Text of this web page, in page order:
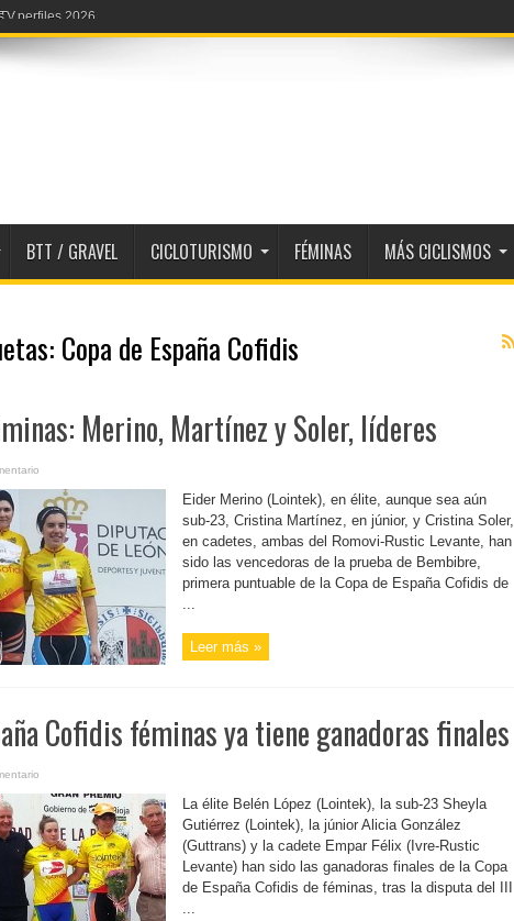
BTT / GRAVEL CICLOTURISMO FÉMINAS MÁS CICLISMOS
Copa de España Cofidis
Merino, Martínez y Soler, líderes
Eider Merino (Lointek), en élite, aunque sea aún
sub-23, Cristina Martínez, en júnior, y Cristina Soler,
en cadetes, ambas del Romovi-Rustic Levante, han
sido las vencedoras de la prueba de Bembibre,
primera puntuable de la Copa de España Cofidis de
...
Leer más »
Cofidis féminas ya tiene ganadoras finales
La élite Belén López (Lointek), la sub-23 Sheyla
Gutiérrez (Lointek), la júnior Alicia González
(Guttrans) y la cadete Empar Félix (Ivre-Rustic
Levante) han sido las ganadoras finales de la Copa
de España Cofidis de féminas, tras la disputa del III
...